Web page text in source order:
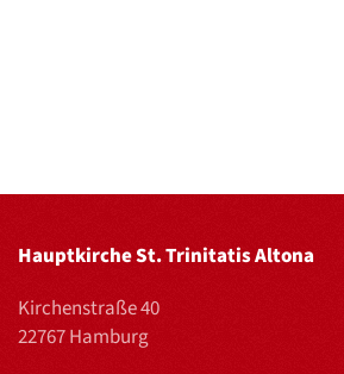
Hauptkirche St. Trinitatis Altona
Kirchenstraße 40
22767 Hamburg